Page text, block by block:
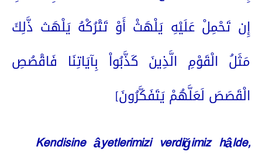
إِن تَحْمِلْ عَلَيْهِ يَلْهَثْ أَوْ تَتْرُكْهُ يَلْهَث ذَّلِكَ
مَثَلُ الْقَوْمِ الَّذِينَ كَذَّبُواْ بِآيَاتِنَا فَاقْصُصِ
الْقَصَصَ لَعَلَّهُمْ يَتَفَكَّرُونَ]
Kendisine âyetlerimizi verdiğimiz hâlde,